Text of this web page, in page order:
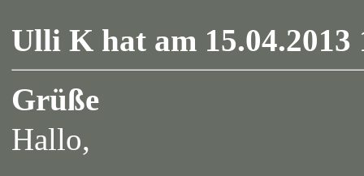
Ulli K hat am 15.04.2013
Grüße
Hallo,